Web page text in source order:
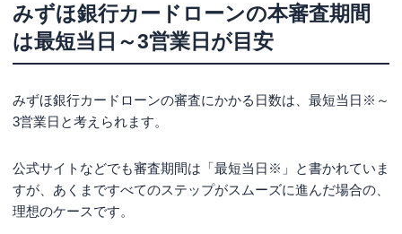
土日や祝日に申込んだ
月末や連休前など混雑しやすい時期に申込んだ
みずほ銀行カードローンの審査状況を確認する方
まず迷惑メールフォルダをチェックする
みずほ銀行カードローンの専用ダイヤルへ電話で問い合
わせる
みずほ銀行カードローンの本審査期間
は最短当日～3営業日が目安
みずほ銀行カードローンの審査にかかる日数は、 最短当日※ ～
3営業日と考えられます。
公式サイトなどでも審査期間は「最短当日※ 」と書かれていま
すが、あくまですべてのステップがスムーズに進んだ場合の、
理想のケースです。